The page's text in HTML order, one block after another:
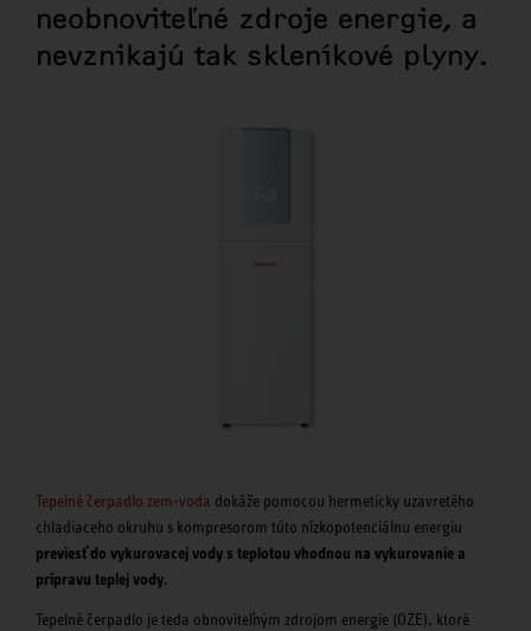
neobnoviteľné zdroje energie, a
nevznikajú tak skleníkové plyny.
Tepelné čerpadlo zem-voda dokáže pomocou hermeticky uzavretého
chladiaceho okruhu s kompresorom túto nízkopotenciálnu energiu
previesť do vykurovacej vody s teplotou vhodnou na vykurovanie a
prípravu teplej vody.
Tepelné čerpadlo je teda obnoviteľným zdrojom energie (OZE), ktoré